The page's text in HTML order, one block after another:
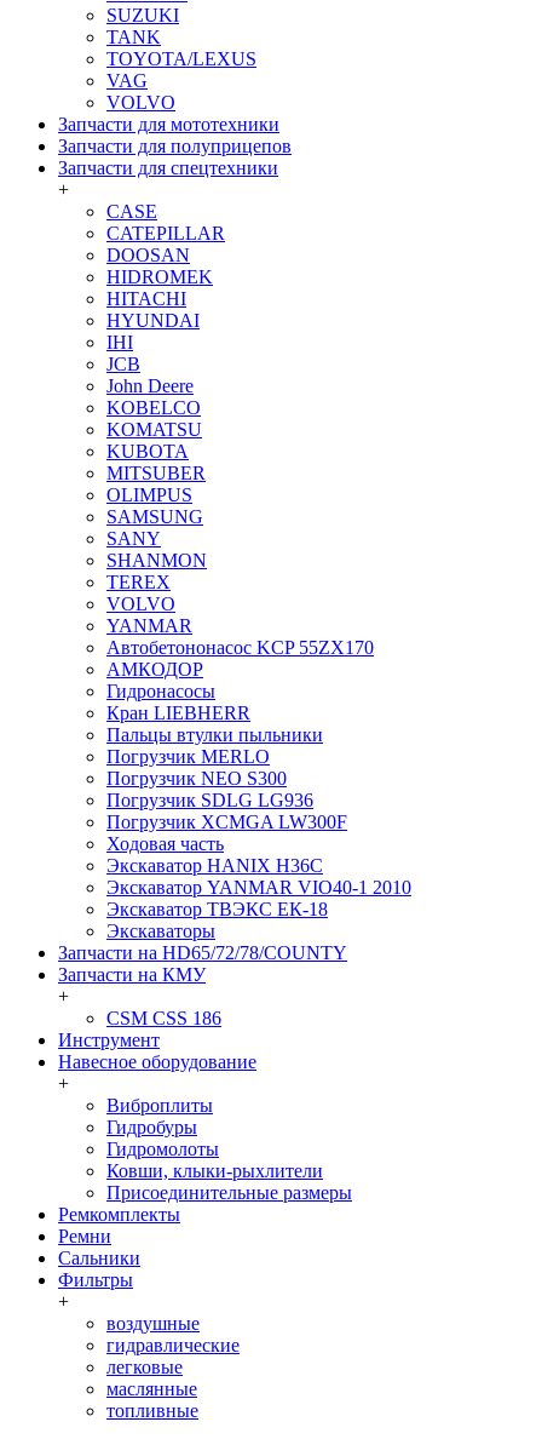
SUZUKI
TANK
TOYOTA/LEXUS
VAG
VOLVO
Запчасти для мототехники
Запчасти для полуприцепов
Запчасти для спецтехники
+
CASE
CATEPILLAR
DOOSAN
HIDROMEK
HITACHI
HYUNDAI
IHI
JCB
John Deere
KOBELCO
KOMATSU
KUBOTA
MITSUBER
OLIMPUS
SAMSUNG
SANY
SHANMON
TEREX
VOLVO
YANMAR
Автобетононасос KCP 55ZX170
АМКОДОР
Гидронасосы
Кран LIEBHERR
Пальцы втулки пыльники
Погрузчик MERLO
Погрузчик NEO S300
Погрузчик SDLG LG936
Погрузчик XCMGA LW300F
Ходовая часть
Экскаватор HANIX H36C
Экскаватор YANMAR VIO40-1 2010
Экскаватор ТВЭКС ЕК-18
Экскаваторы
Запчасти на HD65/72/78/COUNTY
Запчасти на КМУ
+
CSM CSS 186
Инструмент
Навесное оборудование
+
Виброплиты
Гидробуры
Гидромолоты
Ковши, клыки-рыхлители
Присоединительные размеры
Ремкомплекты
Ремни
Сальники
Фильтры
+
воздушные
гидравлические
легковые
маслянные
топливные